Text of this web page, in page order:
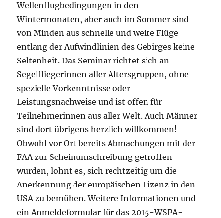
Wellenflugbedingungen in den
Wintermonaten, aber auch im Sommer sind
von Minden aus schnelle und weite Flüge
entlang der Aufwindlinien des Gebirges keine
Seltenheit. Das Seminar richtet sich an
Segelfliegerinnen aller Altersgruppen, ohne
spezielle Vorkenntnisse oder
Leistungsnachweise und ist offen für
Teilnehmerinnen aus aller Welt. Auch Männer
sind dort übrigens herzlich willkommen!
Obwohl vor Ort bereits Abmachungen mit der
FAA zur Scheinumschreibung getroffen
wurden, lohnt es, sich rechtzeitig um die
Anerkennung der europäischen Lizenz in den
USA zu bemühen. Weitere Informationen und
ein Anmeldeformular für das 2015-WSPA-